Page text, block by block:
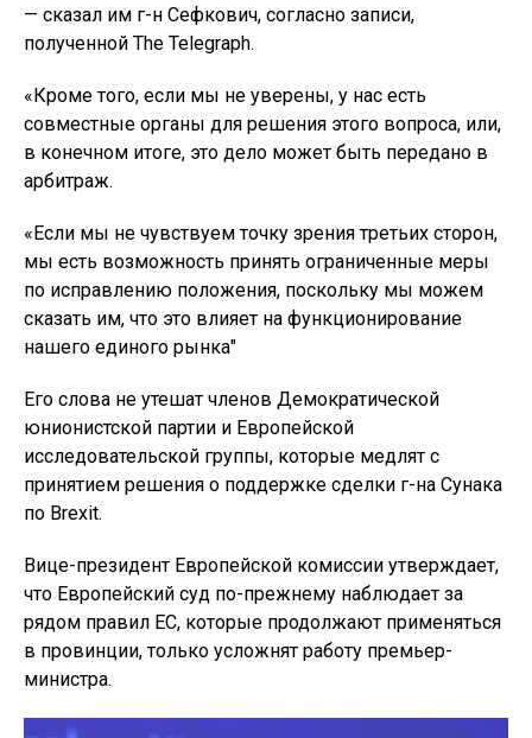
— сказал им г-н Сефкович, согласно записи,
полученной The Telegraph.
«Кроме того, если мы не уверены, у нас есть
совместные органы для решения этого вопроса, или,
в конечном итоге, это дело может быть передано в
арбитраж.
«Если мы не чувствуем точку зрения третьих сторон,
мы есть возможность принять ограниченные меры
по исправлению положения, поскольку мы можем
сказать им, что это влияет на функционирование
нашего единого рынка"
Его слова не утешат членов Демократической
юнионистской партии и Европейской
исследовательской группы, которые медлят с
принятием решения о поддержке сделки г-на Сунака
по Brexit.
Вице-президент Европейской комиссии утверждает,
что Европейский суд по-прежнему наблюдает за
рядом правил ЕС, которые продолжают применяться
в провинции, только усложнят работу премьер-
министра.